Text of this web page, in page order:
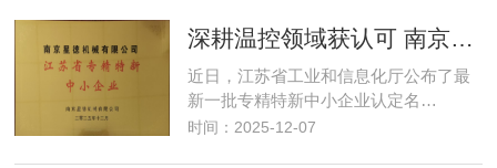
深耕温控领域获认可 南京星德跻身"专精特新"阵营
近日，江苏省工业和信息化厅公布了最
新一批专精特新中小企业认定名…
时间：2025-12-07